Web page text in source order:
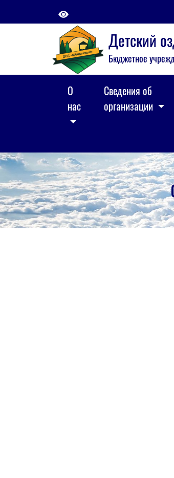
Детский
Бюджетное
О
нас
Сведения об
организации